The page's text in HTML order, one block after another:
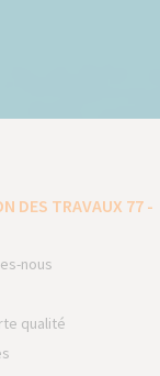
DES TRAVAUX 77 -
nous
qualité